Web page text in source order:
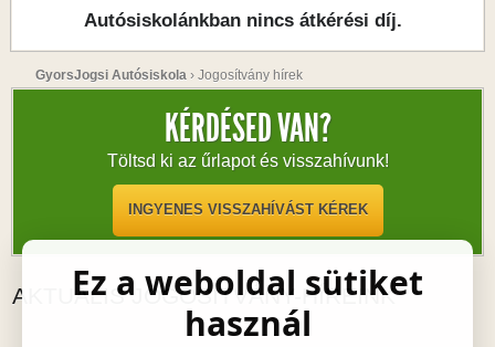
Autósiskolánkban nincs átkérési díj.
GyorsJogsi Autósiskola › Jogosítvány hírek
KÉRDÉSED VAN?
Töltsd ki az űrlapot és visszahívunk!
INGYENES VISSZAHÍVÁST KÉREK
AKTUÁLIS JOGOSÍTVÁNY-HÍREINK
Ez a weboldal sütiket
használ